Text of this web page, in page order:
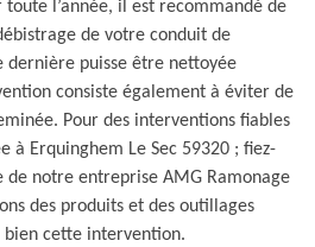
l’année, il est recommandé de
de votre conduit de
dernière puisse être nettoyée
consiste également à éviter de
Pour des interventions fiables
à Erquinghem Le Sec 59320 ; fiez-
de notre entreprise AMG Ramonage
des produits et des outillages
bien cette intervention.